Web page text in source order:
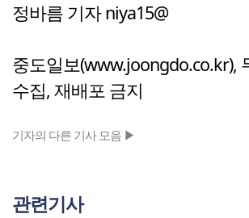
정바름 기자 niya15@
중도일보(www.joongdo.co.kr),
수집, 재배포 금지
기자의 다른 기사 모음 ▶
관련기사